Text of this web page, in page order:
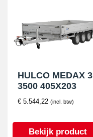
HULCO MEDAX 3
3500 405X203
€ 5.544,22 (incl. btw)
Bekijk product